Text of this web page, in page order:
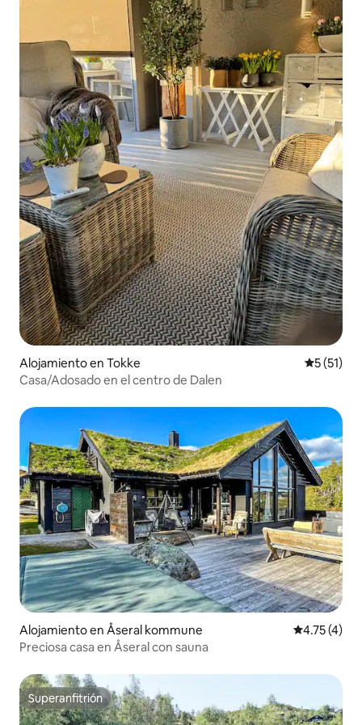
Alojamiento en Tokke
5 (51)
Casa/Adosado en el centro de Dalen
Alojamiento en Åseral kommune Calificación
4.75 (4)
Preciosa casa en Åseral con sauna
Superanfitrión
Superanfitrión